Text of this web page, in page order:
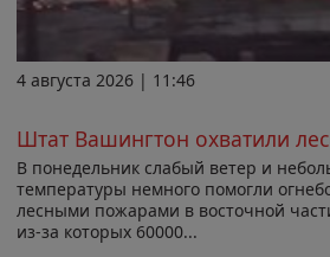
4 августа 2026 | 11:46
Штат Вашингтон охватили
В понедельник слабый ветер и
температуры немного помогли
лесными пожарами в восточной
из-за которых 60000...